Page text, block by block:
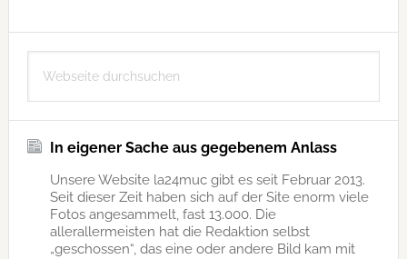
Seitenspalte
durchsuchen
In eigener Sache aus gegebenem Anlass
Unsere Website la24muc gibt es seit Februar 2013.
Seit dieser Zeit haben sich auf der Site enorm viele
Fotos angesammelt, fast 13.000. Die
allerallermeisten hat die Redaktion selbst
„geschossen“, das eine oder andere Bild kam mit